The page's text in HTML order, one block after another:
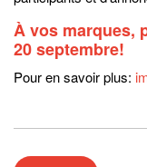
À vos marques,
20 septembre!
Pour en savoir plus: